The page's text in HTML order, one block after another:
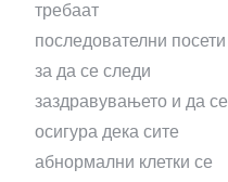
требаат
последователни посети
за да се следи
заздравувањето и да се
осигура дека сите
абнормални клетки се